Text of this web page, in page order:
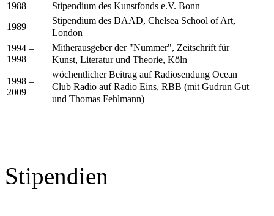
1988 Stipendium des Kunstfonds e.V. Bonn
1989
Stipendium des DAAD, Chelsea School of Art,
London
1994 –
1998
Mitherausgeber der "Nummer", Zeitschrift für
Kunst, Literatur und Theorie, Köln
1998 –
2009
wöchentlicher Beitrag auf Radiosendung Ocean
Club Radio auf Radio Eins, RBB (mit Gudrun Gut
und Thomas Fehlmann)
Stipendien